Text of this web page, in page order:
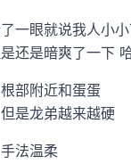
一眼就说我人小
还是暗爽了一下 哈
部附近和蛋蛋
是龙弟越来越硬
法温柔